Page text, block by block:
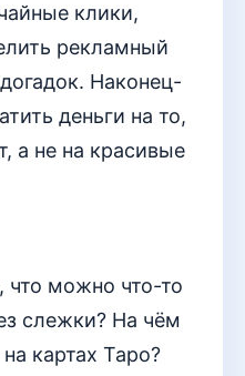
клики,
рекламный
Наконец-
деньги на то,
а не на красивые
что можно что-то
слежки? На чём
картах Таро?